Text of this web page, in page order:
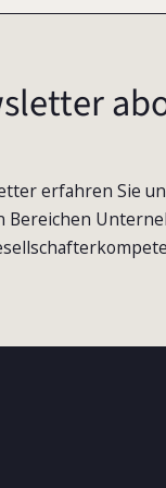
erfahren Sie
Bereichen